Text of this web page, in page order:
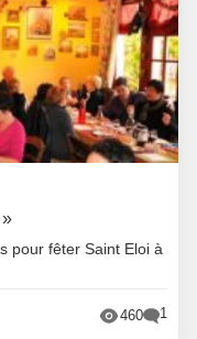
pour fêter Saint Eloi à
460 1